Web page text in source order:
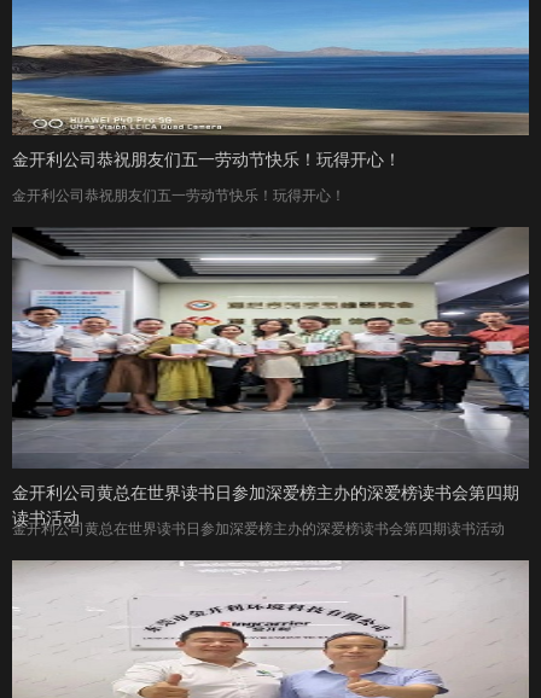
金开利公司恭祝朋友们五一劳动节快乐！玩得开心！
金开利公司恭祝朋友们五一劳动节快乐！玩得开心！
金开利公司黄总在世界读书日参加深爱榜主办的深爱榜读书会第四期
读书活动
金开利公司黄总在世界读书日参加深爱榜主办的深爱榜读书会第四期读书活动